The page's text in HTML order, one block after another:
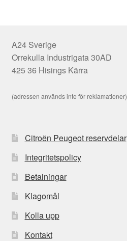
A24 Sverige
Orrekulla Industrigata 30AD
425 36 Hisings Kärra
(adressen används inte för reklamationer)
Citroën Peugeot reservdelar
Integritetspolicy
Betalningar
Klagomål
Kolla upp
Kontakt